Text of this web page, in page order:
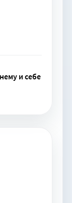
и себе